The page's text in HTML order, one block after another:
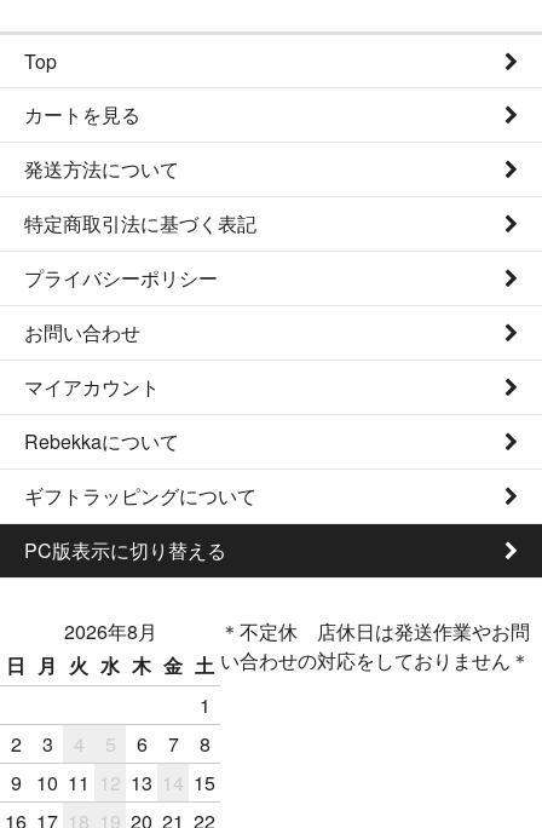
Top
カートを見る
発送方法について
特定商取引法に基づく表記
プライバシーポリシー
お問い合わせ
マイアカウント
Rebekkaについて
ギフトラッピングについて
PC版表示に切り替える
2026年8月
日
月 火 水 木 金 土
1
2
3 4 5 6 7
8
9
10 11 12 13 14 15
16 17 18 19 20 21 22
＊不定休 店休日は発送作業やお問
い合わせの対応をしておりません＊